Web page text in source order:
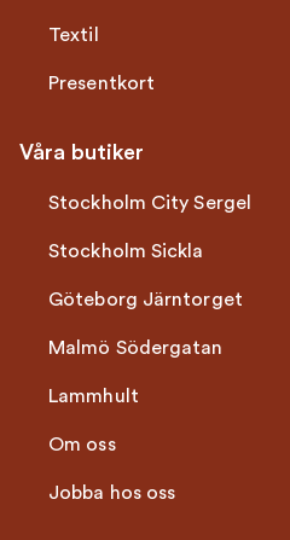
Textil
Presentkort
Våra butiker
Stockholm City Sergel
Stockholm Sickla
Göteborg Järntorget
Malmö Södergatan
Lammhult
Om oss
Jobba hos oss